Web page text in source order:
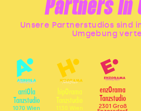
Partners In
Unsere Partnerstudios sind
Umgebung
arriOla
Tanzstudio
1070 Wien
hipOrama
Tanzstudio
1130 Wien
enzOrama
Tanzstudio
2301 Groß